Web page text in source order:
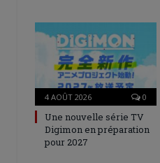
4 AOÛT 2026 0
Une nouvelle série TV
Digimon en préparation
pour 2027